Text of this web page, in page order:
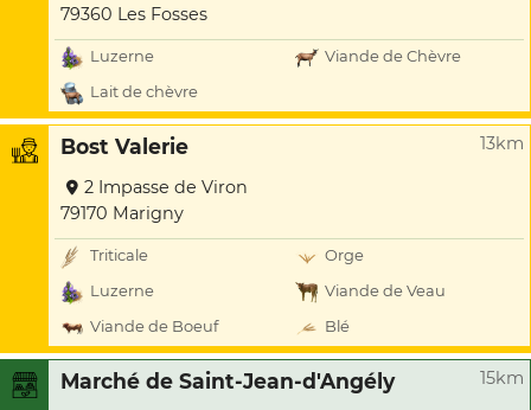
79360 Les Fosses
Luzerne
Viande de Chèvre
Lait de chèvre
Bost Valerie 13km
2 Impasse de Viron
79170 Marigny
Triticale
Orge
Luzerne
Viande de Veau
Viande de Boeuf
Blé
Marché de Saint-Jean-d'Angély 15km